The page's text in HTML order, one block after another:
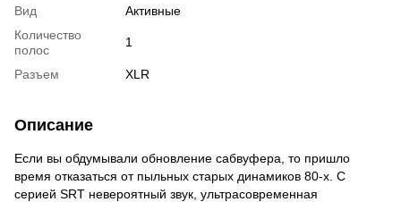
Вид
Активные
Количество
полос
1
Разъем XLR
Описание
Если вы обдумывали обновление сабвуфера, то пришло
время отказаться от пыльных старых динамиков 80-х. С
серией SRT невероятный звук, ультрасовременная